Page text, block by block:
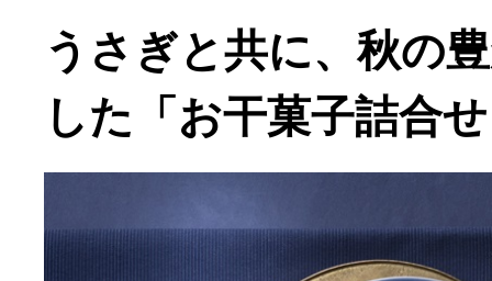
うさぎと共に、秋の
した「お干菓子詰合